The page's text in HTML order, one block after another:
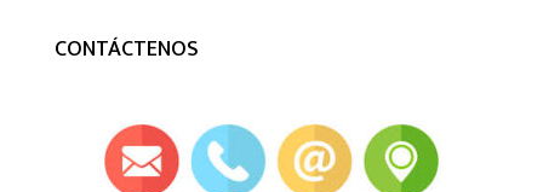
CONTÁCTENOS